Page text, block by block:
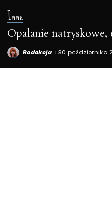
Inne
Opalanie natryskowe,
Posted
Redakcja 30 października